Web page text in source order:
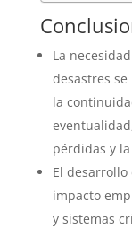
La
desastres
la
pérdidas y
El
impacto
y sistemas